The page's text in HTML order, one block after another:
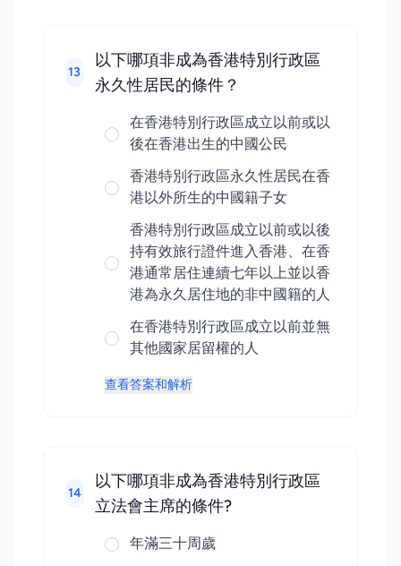
13
以下哪項非成為香港特別行政區
永久性居民的條件？
在香港特別行政區成立以前或以
後在香港出生的中國公民
香港特別行政區永久性居民在香
港以外所生的中國籍子女
香港特別行政區成立以前或以後
持有效旅行證件進入香港、在香
港通常居住連續七年以上並以香
港為永久居住地的非中國籍的人
在香港特別行政區成立以前並無
其他國家居留權的人
查看答案和解析
14
以下哪項非成為香港特別行政區
立法會主席的條件?
年滿三十周歲